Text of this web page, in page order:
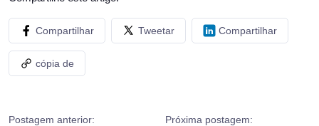
Compartilhar Tweetar Compartilhar
cópia de
Postagem anterior: Próxima postagem: